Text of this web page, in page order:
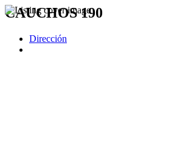
CAUCHOS 190
Dirección